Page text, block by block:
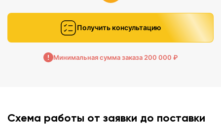
Получить консультацию
Минимальная сумма заказа 200 000 ₽
Схема работы от заявки до поставки